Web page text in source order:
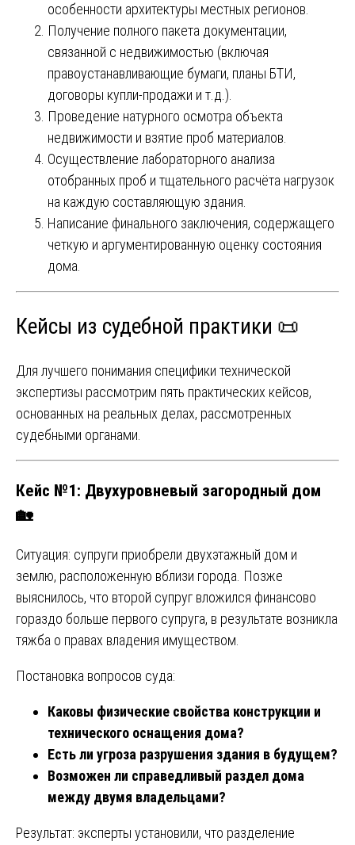
особенности архитектуры местных регионов.
Получение полного пакета документации,
связанной с недвижимостью (включая
правоустанавливающие бумаги, планы БТИ,
договоры купли-продажи и т.д.).
Проведение натурного осмотра объекта
недвижимости и взятие проб материалов.
Осуществление лабораторного анализа
отобранных проб и тщательного расчёта нагрузок
на каждую составляющую здания.
Написание финального заключения, содержащего
четкую и аргументированную оценку состояния
дома.
Кейсы из судебной практики 📜
Для лучшего понимания специфики технической
экспертизы рассмотрим пять практических кейсов,
основанных на реальных делах, рассмотренных
судебными органами.
Кейс №1: Двухуровневый загородный дом
🏡
Ситуация: супруги приобрели двухэтажный дом и
землю, расположенную вблизи города. Позже
выяснилось, что второй супруг вложился финансово
гораздо больше первого супруга, в результате возникла
тяжба о правах владения имуществом.
Постановка вопросов суда:
Каковы физические свойства конструкции и
технического оснащения дома?
Есть ли угроза разрушения здания в будущем?
Возможен ли справедливый раздел дома
между двумя владельцами?
Результат: эксперты установили, что разделение